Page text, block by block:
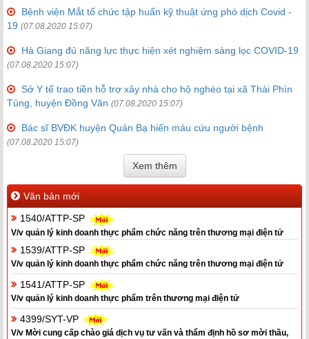
Bệnh viện Mắt tổ chức tập huấn kỹ thuật ứng phó dịch Covid -
19 (07.08.2020 15:07)
Hà Giang đủ năng lực thực hiện xét nghiệm sàng lọc COVID-19
(07.08.2020 15:07)
Sở Y tế trao tiền hỗ trợ xây nhà cho hộ nghèo tại xã Thài Phìn
Tủng, huyện Đồng Văn (07.08.2020 15:07)
Bác sĩ BVĐK huyện Quản Bạ hiến máu cứu người bệnh
(07.08.2020 15:07)
Xem thêm
Văn bản mới
1540/ATTP-SP
V/v quản lý kinh doanh thực phẩm chức năng trên thương mại điện tử
1539/ATTP-SP
V/v quản lý kinh doanh thực phẩm chức năng trên thương mại điện tử
1541/ATTP-SP
V/v quản lý kinh doanh thực phẩm trên thương mại điện tử
4399/SYT-VP
V/v Mời cung cấp chào giá dịch vụ tư vấn và thẩm định hồ sơ mời thầu,